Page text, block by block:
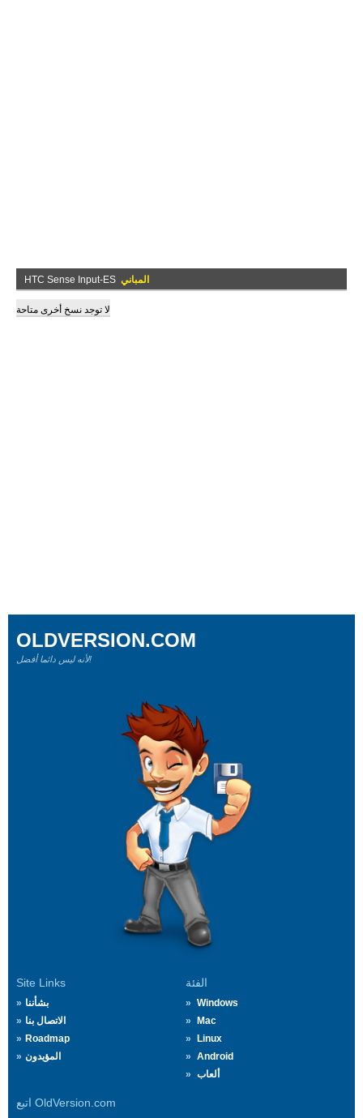
HTC Sense Input-ES المباني
لا توجد نسخ أخرى متاحة
Site Links
بشأننا
الاتصال بنا
Roadmap
المؤيدون
الفئة
Windows
Mac
Linux
Android
ألعاب
اتبع OldVersion.com
OLDVERSION.COM
لأنه ليس دائما أفضل!